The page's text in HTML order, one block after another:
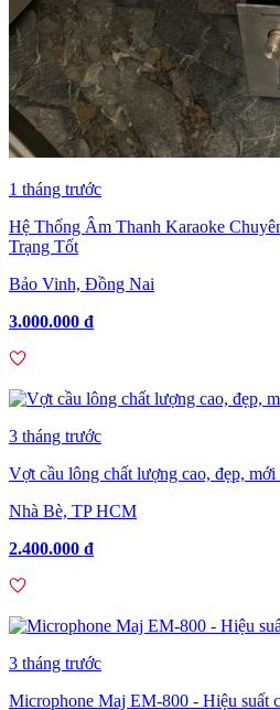
1 tháng trước
Hệ Thống Âm Thanh Karaoke
Trạng Tốt
Bảo Vinh, Đồng Nai
3.000.000 đ
3 tháng trước
Vợt cầu lông chất lượng cao, đẹp,
Nhà Bè, TP HCM
2.400.000 đ
3 tháng trước
Microphone Maj EM-800 - Hiệu suất